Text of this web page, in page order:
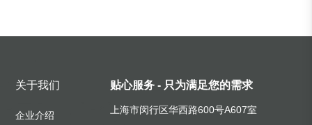
关于我们
企业介绍
贴心服务 - 只为满足您的需求
上海市闵行区华西路600号A607室